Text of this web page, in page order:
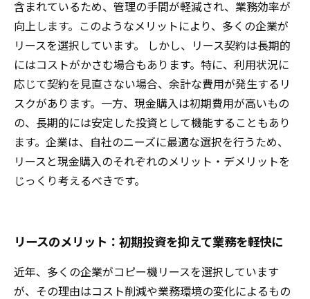
含まれているため、管理の手間が軽減され、業務効率が
向上します。このようなメリットにより、多くの企業が
リースを選択しています。 しかし、リース契約は長期的
にはコストがかさむ場合もあります。特に、利用状況に
応じて契約を見直さない場合、余計な費用が発生するリ
スクがあります。一方、現金購入は初期費用が高いもの
の、長期的には安定した投資として機能することもあり
ます。企業は、自社のニーズに最適な選択を行うため、
リースと現金購入のそれぞれのメリット・デメリットを
じっくり考えるべきです。
リースのメリット：初期投資を抑えて業務を軽快に
近年、多くの企業がコピー機リースを選択しています
が、その理由はコスト削減や業務環境の変化によるもの